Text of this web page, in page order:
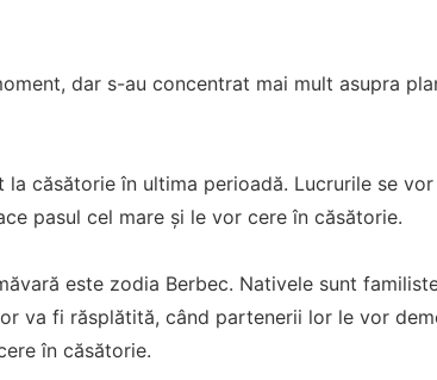
dar s-au concentrat mai mult asupra
căsătorie în ultima perioadă. Lucrurile se
pasul cel mare și le vor cere în căsătorie.
este zodia Berbec. Nativele sunt
va fi răsplătită, când partenerii lor le vor
în căsătorie.